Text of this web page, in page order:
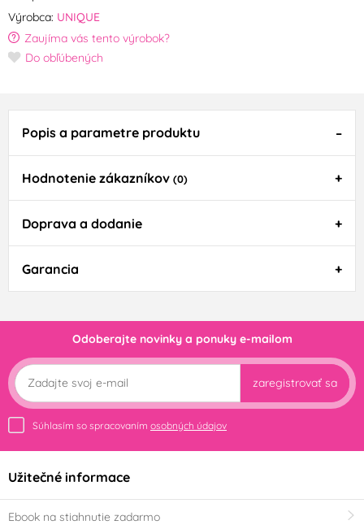
Výrobca: UNIQUE
Zaujíma vás tento výrobok?
Do obľúbených
Popis a parametre produktu
Hodnotenie zákazníkov (0)
Doprava a dodanie
Garancia
Odoberajte novinky a ponuky e-mailom
zaregistrovať sa
Súhlasím so spracovaním osobných údajov
Užitečné informace
Ebook na stiahnutie zadarmo